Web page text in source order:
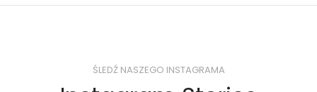
ŚLEDŹ NASZEGO INSTAGRAMA